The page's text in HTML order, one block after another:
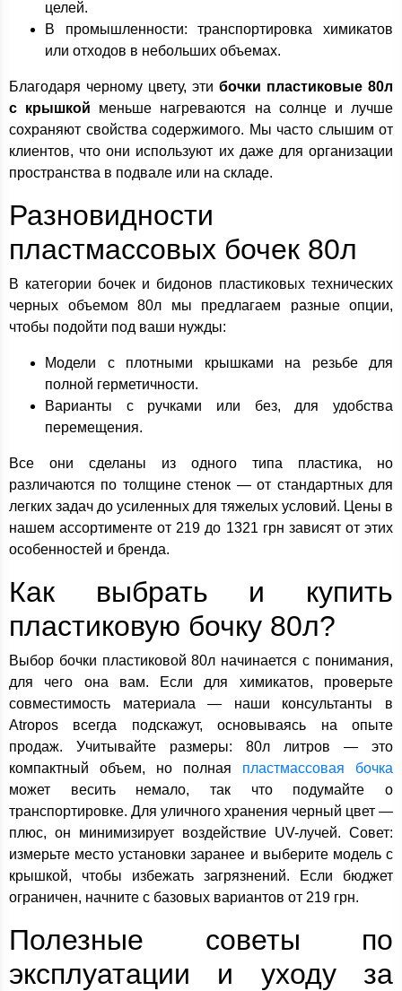
целей.
В промышленности: транспортировка химикатов
или отходов в небольших объемах.
Благодаря черному цвету, эти бочки пластиковые 80л
с крышкой меньше нагреваются на солнце и лучше
сохраняют свойства содержимого. Мы часто слышим от
клиентов, что они используют их даже для организации
пространства в подвале или на складе.
Разновидности
пластмассовых бочек 80л
В категории бочек и бидонов пластиковых технических
черных объемом 80л мы предлагаем разные опции,
чтобы подойти под ваши нужды:
Модели с плотными крышками на резьбе для
полной герметичности.
Варианты с ручками или без, для удобства
перемещения.
Все они сделаны из одного типа пластика, но
различаются по толщине стенок — от стандартных для
легких задач до усиленных для тяжелых условий. Цены в
нашем ассортименте от 219 до 1321 грн зависят от этих
особенностей и бренда.
Как выбрать и купить
пластиковую бочку 80л?
Выбор бочки пластиковой 80л начинается с понимания,
для чего она вам. Если для химикатов, проверьте
совместимость материала — наши консультанты в
Atropos всегда подскажут, основываясь на опыте
продаж. Учитывайте размеры: 80л литров — это
компактный объем, но полная пластмассовая бочка
может весить немало, так что подумайте о
транспортировке. Для уличного хранения черный цвет —
плюс, он минимизирует воздействие UV-лучей. Совет:
измерьте место установки заранее и выберите модель с
крышкой, чтобы избежать загрязнений. Если бюджет
ограничен, начните с базовых вариантов от 219 грн.
Полезные советы по
эксплуатации и уходу за